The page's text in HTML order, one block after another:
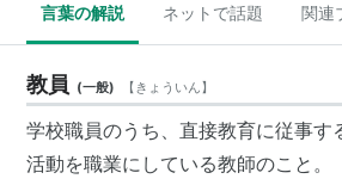
言葉の解説 ネットで話題 関連
教員 (一般) 【きょういん】
学校職員のうち、直接教育に従事す
活動を職業にしている教師のこと。